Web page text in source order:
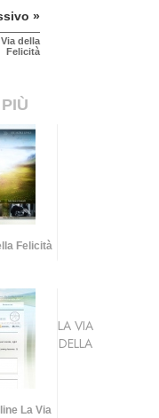
»
Via della
Felicità
Felicità
La Via
LA VIA
DELLA